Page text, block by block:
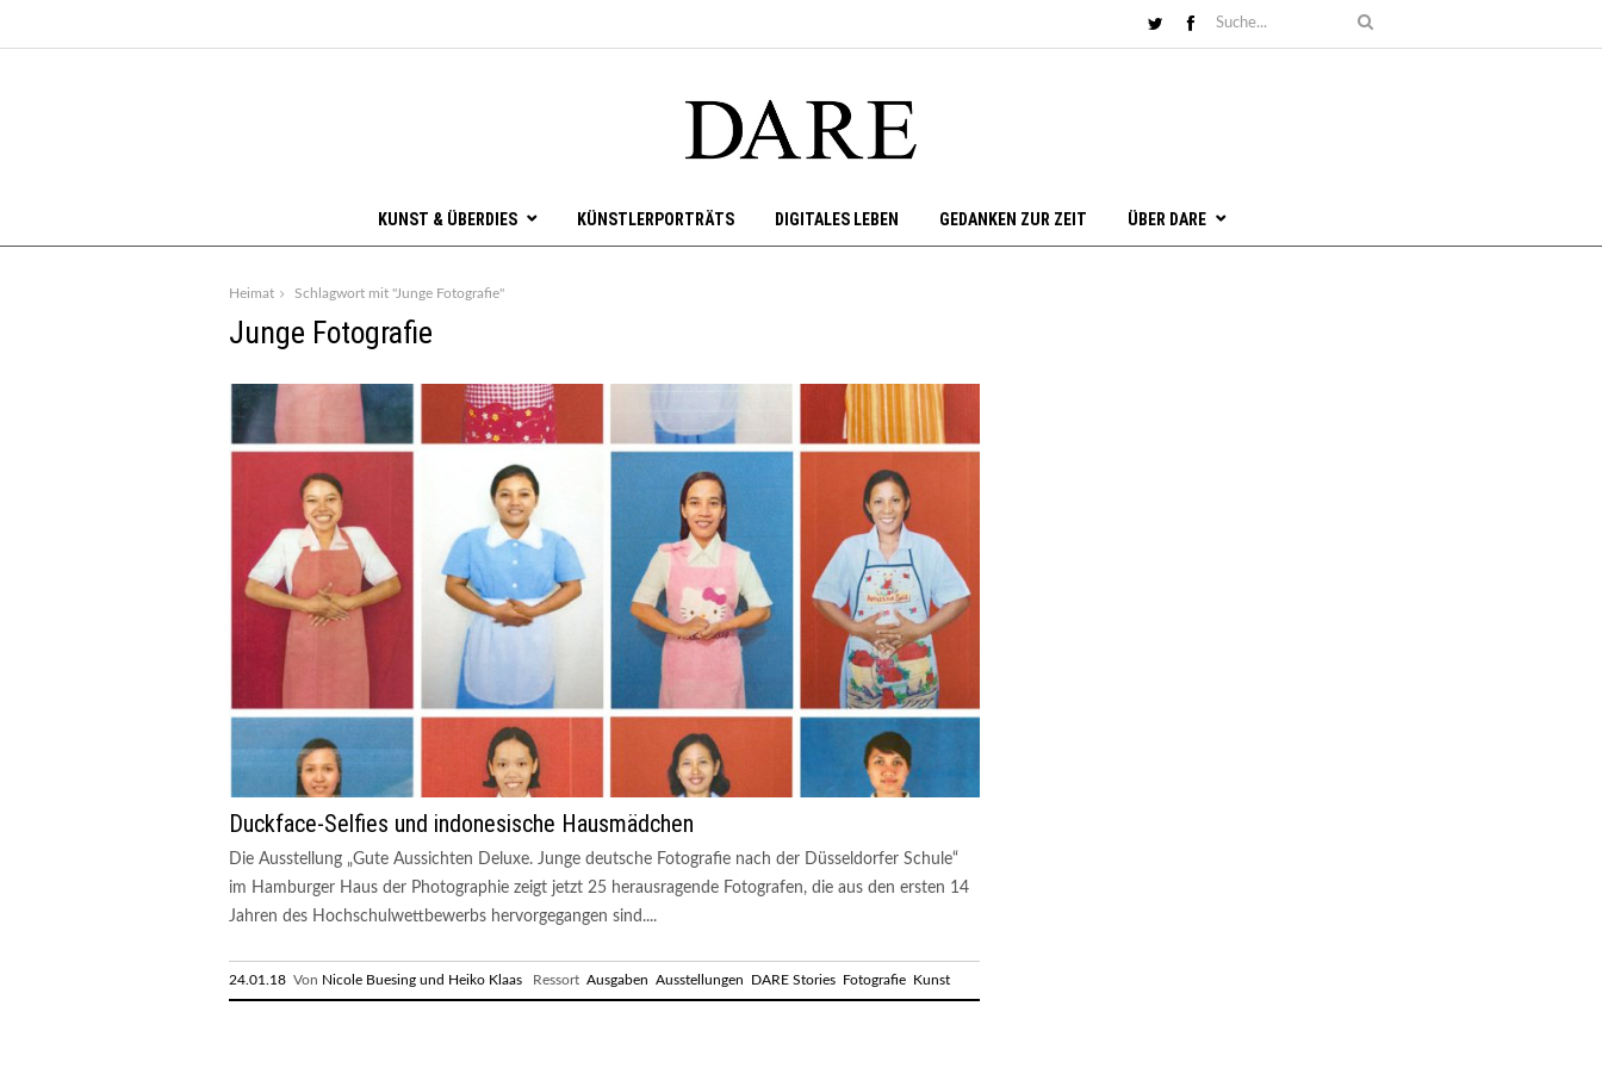
KUNST & ÜBERDIES KÜNSTLERPORTRÄTS DIGITALES LEBEN GEDANKEN ZUR ZEIT ÜBER DARE
Heimat Schlagwort mit "Junge Fotografie"
Junge Fotografie
Duckface-Selfies und indonesische Hausmädchen
Die Ausstellung „Gute Aussichten Deluxe. Junge deutsche Fotografie nach der Düsseldorfer Schule“
im Hamburger Haus der Photographie zeigt jetzt 25 herausragende Fotografen, die aus den ersten 14
Jahren des Hochschulwettbewerbs hervorgegangen sind....
24.01.18 Von Nicole Buesing und Heiko Klaas Ressort Ausgaben Ausstellungen DARE Stories Fotografie Kunst